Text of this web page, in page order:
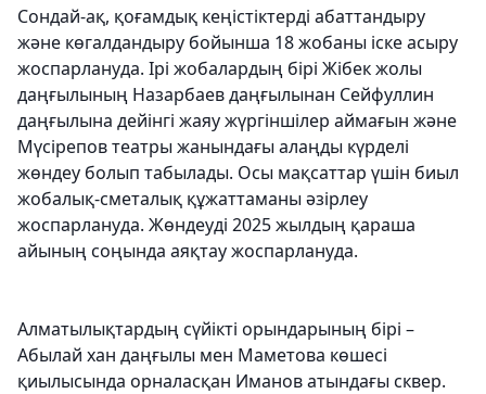
Сондай-ақ, қоғамдық кеңістіктерді абаттандыру
және көгалдандыру бойынша 18 жобаны іске асыру
жоспарлануда. Ірі жобалардың бірі Жібек жолы
даңғылының Назарбаев даңғылынан Сейфуллин
даңғылына дейінгі жаяу жүргіншілер аймағын және
Мүсірепов театры жанындағы алаңды күрделі
жөндеу болып табылады. Осы мақсаттар үшін биыл
жобалық-сметалық құжаттаманы әзірлеу
жоспарлануда. Жөндеуді 2025 жылдың қараша
айының соңында аяқтау жоспарлануда.
Алматылықтардың сүйікті орындарының бірі –
Абылай хан даңғылы мен Маметова көшесі
қиылысында орналасқан Иманов атындағы сквер.